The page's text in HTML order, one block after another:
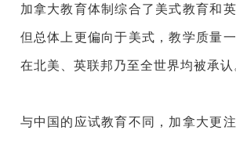
加拿大教育体制综合了美式教育和
但总体上更偏向于美式，教学质量
在北美、英联邦乃至全世界均被承认
与中国的应试教育不同，加拿大更